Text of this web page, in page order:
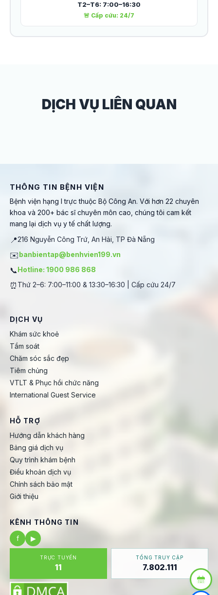
T2–T6: 7:00–16:30
🚨 Cấp cứu: 24/7
DỊCH VỤ LIÊN QUAN
THÔNG TIN BỆNH VIỆN
Bệnh viện hạng I trực thuộc Bộ Công An. Với hơn 22 chuyên
khoa và 200+ bác sĩ chuyên môn cao, chúng tôi cam kết
mang lại dịch vụ y tế chất lượng.
📍216 Nguyễn Công Trứ, An Hải, TP Đà Nẵng
✉️banbientap@benhvien199.vn
📞Hotline: 1900 986 868
⏰ Thứ 2–6: 7:00–11:00 & 13:30–16:30 | Cấp cứu 24/7
DỊCH VỤ
Khám sức khoẻ
Tầm soát
Chăm sóc sắc đẹp
Tiêm chủng
VTLT & Phục hồi chức năng
International Guest Service
HỖ TRỢ
Hướng dẫn khách hàng
Bảng giá dịch vụ
Quy trình khám bệnh
Điều khoản dịch vụ
Chính sách bảo mật
Giới thiệu
KÊNH THÔNG TIN
f
▶
TRỰC TUYẾN
11
TỔNG TRUY CẬP
7.802.111